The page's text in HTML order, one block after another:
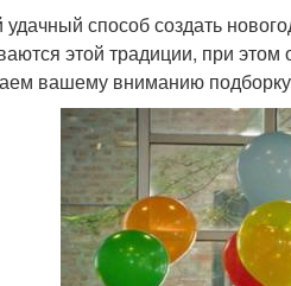
способ создать
этой традиции, при
вашему вниманию